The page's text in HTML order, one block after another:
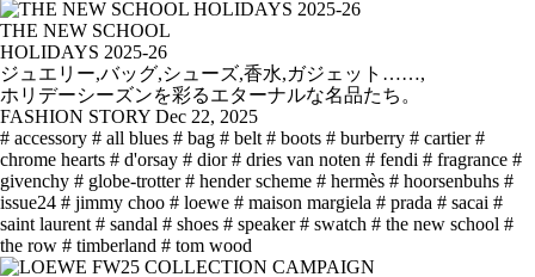
THE NEW SCHOOL
HOLIDAYS 2025-26
ジュエリー,バッグ,シューズ,香水,ガジェット……,
ホリデーシーズンを彩るエターナルな名品たち。
FASHION STORY Dec 22, 2025
# accessory # all blues # bag # belt # boots # burberry # cartier #
chrome hearts # d'orsay # dior # dries van noten # fendi # fragrance #
givenchy # globe-trotter # hender scheme # hermès # hoorsenbuhs #
issue24 # jimmy choo # loewe # maison margiela # prada # sacai #
saint laurent # sandal # shoes # speaker # swatch # the new school #
the row # timberland # tom wood